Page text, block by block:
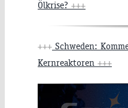
Ölkrise? +++
+++ Schweden:
Kernreaktoren +++